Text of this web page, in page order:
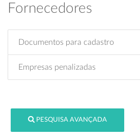
Fornecedores
Documentos para cadastro
Empresas penalizadas
PESQUISA AVANÇADA